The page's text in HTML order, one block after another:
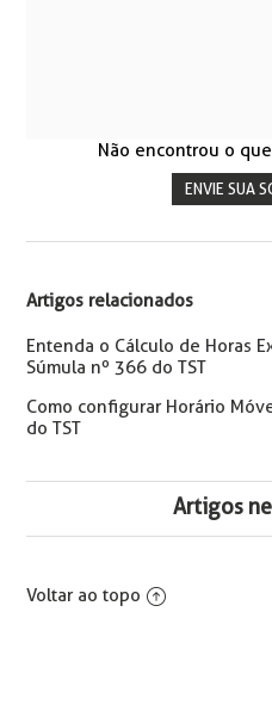
Não encontrou o
ENVIE SUA
Artigos relacionados
Entenda o Cálculo de Horas
Súmula nº 366 do TST
Como configurar Horário
do TST
Artigos
Vacância e Remoção, em
Declarante.
Voltar ao topo